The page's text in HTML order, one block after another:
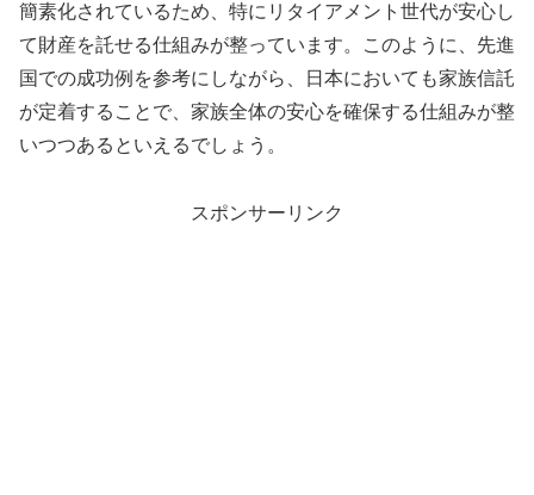
簡素化されているため、特にリタイアメント世代が安心し
て財産を託せる仕組みが整っています。このように、先進
国での成功例を参考にしながら、日本においても家族信託
が定着することで、家族全体の安心を確保する仕組みが整
いつつあるといえるでしょう。
スポンサーリンク